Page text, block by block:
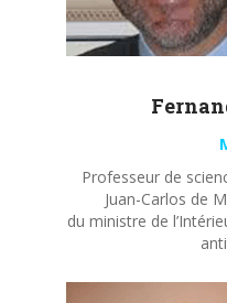
Professeur de
Juan-Carlos de
du ministre de